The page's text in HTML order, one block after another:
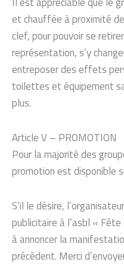
et chauffée à proximité
clef, pour pouvoir se
représentation, s’y
entreposer des effets
toilettes et équipement
plus.
Article V – PROMOTION
Pour la majorité des
promotion est disponible
S’il le désire,
publicitaire à l’asbl «
à annoncer la
précèdent. Merci